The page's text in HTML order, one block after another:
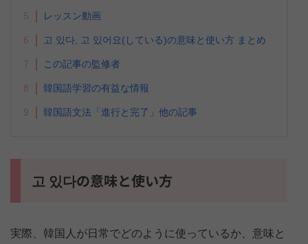
5 レッスン動画
6 고 있다, 고 있어요(している)の意味と使い方 まとめ
7 この記事の監修者
8 韓国語学習の有益な情報
9 韓国語文法「進行と完了」他の記事
고 있다の意味と使い方
実際、韓国人が日常でどのように使っているか、意味と